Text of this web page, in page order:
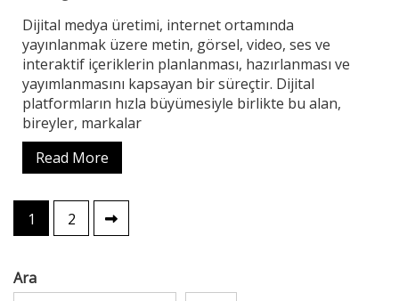
Dijital medya üretimi, internet ortamında
yayınlanmak üzere metin, görsel, video, ses ve
interaktif içeriklerin planlanması, hazırlanması ve
yayımlanmasını kapsayan bir süreçtir. Dijital
platformların hızla büyümesiyle birlikte bu alan,
bireyler, markalar
Read More
Yazı
sayfalaması
1 2
Ara